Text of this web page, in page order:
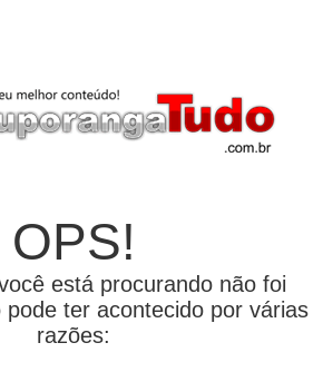
OPS!
está procurando não foi
ter acontecido por várias
razões: